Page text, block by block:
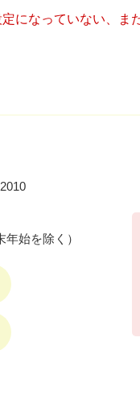
になっていない、
始を除く）